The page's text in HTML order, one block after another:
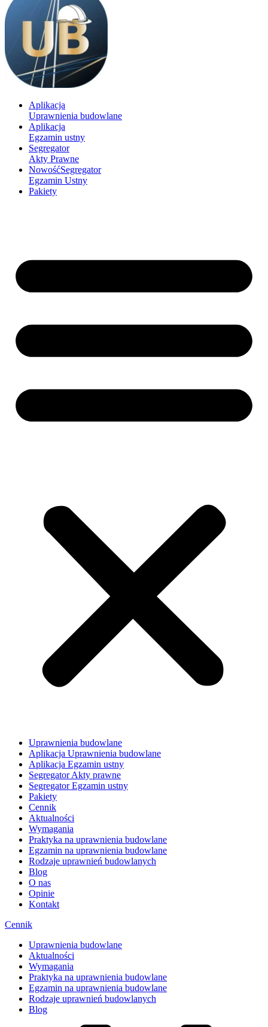
Aplikacja
Uprawnienia budowlane
Aplikacja
Egzamin ustny
Segregator
Akty Prawne
NowośćSegregator
Egzamin Ustny
Pakiety
Uprawnienia budowlane
Aplikacja Uprawnienia budowlane
Aplikacja Egzamin ustny
Segregator Akty prawne
Segregator Egzamin ustny
Pakiety
Cennik
Aktualności
Wymagania
Praktyka na uprawnienia budowlane
Egzamin na uprawnienia budowlane
Rodzaje uprawnień budowlanych
Blog
O nas
Opinie
Kontakt
Cennik
Uprawnienia budowlane
Aktualności
Wymagania
Praktyka na uprawnienia budowlane
Egzamin na uprawnienia budowlane
Rodzaje uprawnień budowlanych
Blog